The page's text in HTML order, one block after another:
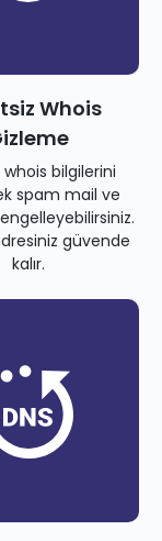
Whois
bilgilerini
spam mail ve
güvende
kalır.